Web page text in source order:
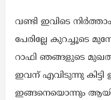
വണ്ടി ഇവിടെ
പേരില്ലേ കുറച്ചൂടെ
റാഫി ഞങ്ങളുടെ
ഇവന് എവിടുന്നു
ഇങ്ങനെയൊന്നും